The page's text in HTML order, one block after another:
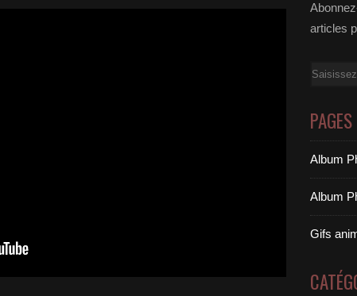
articles
Email
PAGES
Album
Album
Gifs